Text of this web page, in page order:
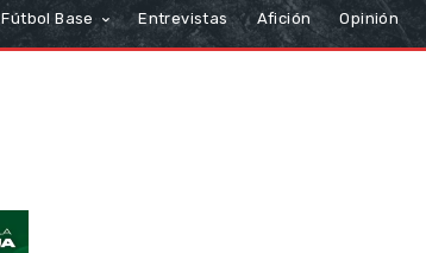
Fútbol Base Entrevistas Afición Opinión